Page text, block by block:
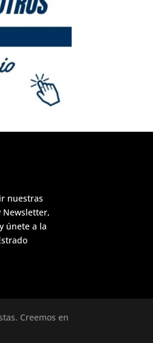
nuestras
Newsletter,
y únete a la
Creemos en